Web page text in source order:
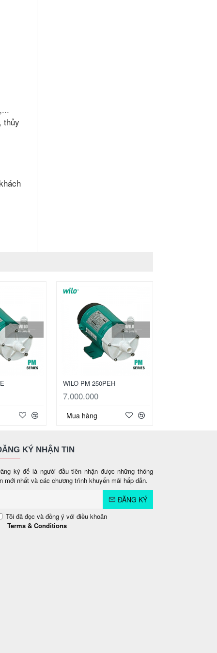
thủy
WILO PM 250PEH
7.000.000
Mua hàng
KÝ NHẬN TIN
ký để là người đầu tiên nhận được những thông
mới nhất và các chương trình khuyến mãi hấp dẫn.
ĐĂNG KÝ
Tôi đã đọc và đồng ý với điều khoản
Terms & Conditions